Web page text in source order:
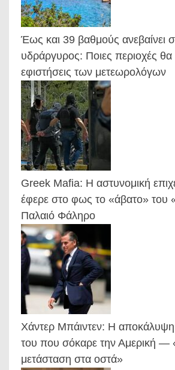
Έως και 39 βαθμούς ανεβαίνει
υδράργυρος: Ποιες περιοχές
εφιστήσεις των μετεωρολόγων
Greek Mafia: Η αστυνομική
έφερε στο φως το «άβατο» του
Παλαιό Φάληρο
Χάντερ Μπάιντεν: Η αποκάλυψη
του που σόκαρε την Αμερική —
μετάσταση στα οστά»